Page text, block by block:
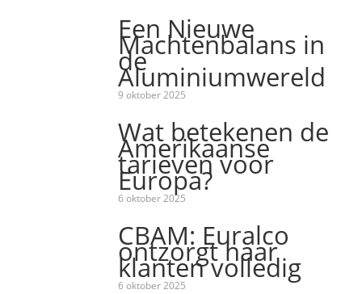
Een Nieuwe
Machtenbalans in
de
Aluminiumwereld
9 oktober 2025
Wat betekenen de
Amerikaanse
tarieven voor
Europa?
6 oktober 2025
CBAM: Euralco
ontzorgt haar
klanten volledig
6 oktober 2025